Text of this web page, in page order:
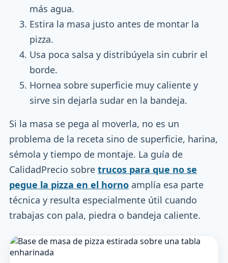
más agua.
Estira la masa justo antes de montar la
pizza.
Usa poca salsa y distribúyela sin cubrir el
borde.
Hornea sobre superficie muy caliente y
sirve sin dejarla sudar en la bandeja.
Si la masa se pega al moverla, no es un
problema de la receta sino de superficie, harina,
sémola y tiempo de montaje. La guía de
CalidadPrecio sobre trucos para que no se
pegue la pizza en el horno amplía esa parte
técnica y resulta especialmente útil cuando
trabajas con pala, piedra o bandeja caliente.